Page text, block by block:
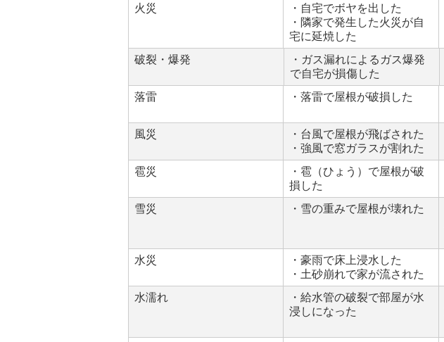
火災
・自宅でボヤを出した
・隣家で発生した火災が自
宅に延焼した
破裂・爆発
・ガス漏れによるガス爆発
で自宅が損傷した
落雷
・落雷で屋根が破損した
風災
・台風で屋根が飛ばされた
・強風で窓ガラスが割れた
雹災
・雹（ひょう）で屋根が破
損した
雪災
・雪の重みで屋根が壊れた
水災
・豪雨で床上浸水した
・土砂崩れで家が流された
水濡れ
・給水管の破裂で部屋が水
浸しになった